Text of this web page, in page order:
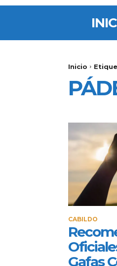
Inicio
CABILDO
Gafas